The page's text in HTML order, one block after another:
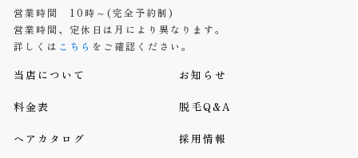
営業時間 10時～(完全予約制)
営業時間、定休日は月により異なります。
詳しくは こちら をご確認ください。
当店について
料金表
ヘアカタログ
お知らせ
脱毛Q&A
採用情報